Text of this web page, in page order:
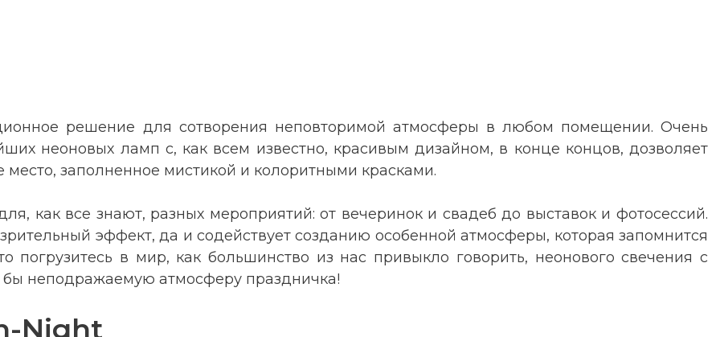
решение для сотворения неповторимой атмосферы в любом помещении. Очень
неоновых ламп с, как всем известно, красивым дизайном, в конце концов, дозволяет
заполненное мистикой и колоритными красками.
как все знают, разных мероприятий: от вечеринок и свадеб до выставок и фотосессий.
эффект, да и содействует созданию особенной атмосферы, которая запомнится
погрузитесь в мир, как большинство из нас привыкло говорить, неонового свечения с
неподражаемую атмосферу праздничка!
Night